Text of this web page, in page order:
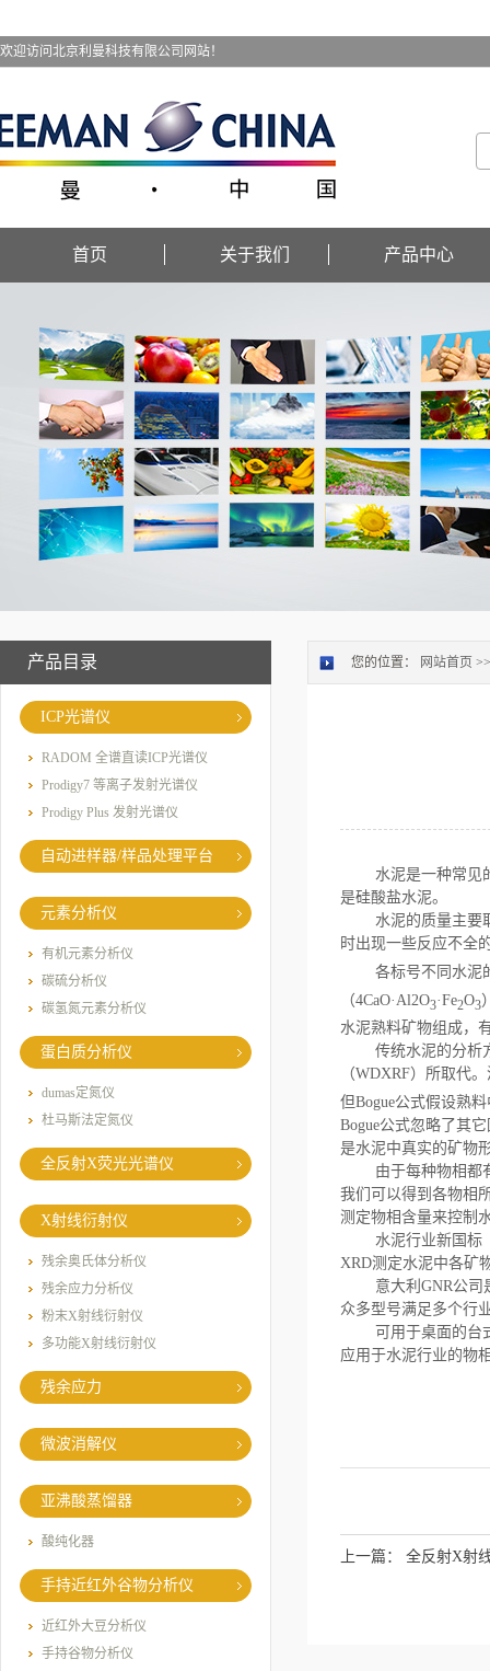
欢迎访问北京利曼科技有限公司网站！
首页 关于我们 产品中心
产品目录
ICP光谱仪
RADOM 全谱直读ICP光谱仪
Prodigy7 等离子发射光谱仪
Prodigy Plus 发射光谱仪
自动进样器/样品处理平台
元素分析仪
有机元素分析仪
碳硫分析仪
碳氢氮元素分析仪
蛋白质分析仪
dumas定氮仪
杜马斯法定氮仪
全反射X荧光光谱仪
X射线衍射仪
残余奥氏体分析仪
残余应力分析仪
粉末X射线衍射仪
多功能X射线衍射仪
残余应力
微波消解仪
亚沸酸蒸馏器
酸纯化器
手持近红外谷物分析仪
近红外大豆分析仪
手持谷物分析仪
您的位置： 网站首页
水泥是一种常见
是硅酸盐水泥。
水泥的质量主要
时出现一些反应不全
各标号不同水泥
（4CaO· Al2O3·Fe2O3
水泥熟料矿物组成，
传统水泥的分析
（WDXRF）所取代
但Bogue公式假设熟
Bogue公式忽略了其
是水泥中真实的矿物
由于每种物相都
我们可以得到各物相
测定物相含量来控制
水泥行业新国标
XRD测定水泥中各矿
意大利 GNR公司
众多型号满足多个行
可用于桌面的台
应用于水泥行业的物
上一篇： 全反射X射